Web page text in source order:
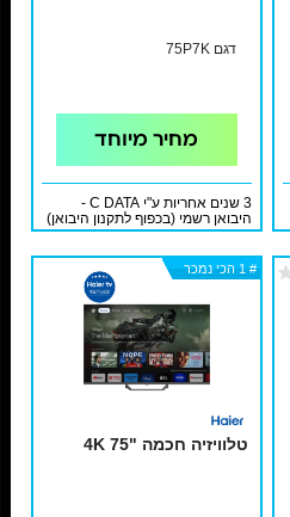
דגם 75P7K
מחיר מיוחד
3 שנים אחריות ע"י C DATA -
היבואן רשמי (בכפוף לתקנון היבואן)
# 1 הכי נמכר
# 1 הכי נמכר
# 1 הכי נמכר
# 1 הכי נמכר
# 1 הכי נמכר
טלוויזיה חכמה "75 4K